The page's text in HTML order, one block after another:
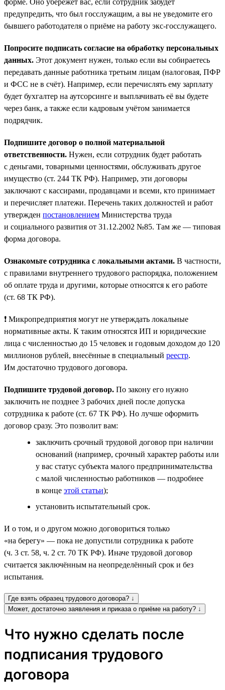
предупредить, что был госслужащим, а вы не уведомите его
бывшего работодателя о приёме на работу экс-госслужащего.
Попросите подписать согласие на обработку персональных
данных. Этот документ нужен, только если вы собираетесь
передавать данные работника третьим лицам (налоговая, ПФР
и ФСС не в счёт). Например, если перечислять ему зарплату
будет бухгалтер на аутсорсинге и выплачивать её вы будете
через банк, а также если кадровым учётом занимается
подрядчик.
Подпишите договор о полной материальной
ответственности. Нужен, если сотрудник будет работать
с деньгами, товарными ценностями, обслуживать другое
имущество (ст. 244 ТК РФ). Например, эти договоры
заключают с кассирами, продавцами и всеми, кто принимает
и перечисляет платежи. Перечень таких должностей и работ
утвержден постановлением Министерства труда
и социального развития от 31.12.2002 №85. Там же — типовая
форма договора.
Ознакомьте сотрудника с локальными актами. В частности,
с правилами внутреннего трудового распорядка, положением
об оплате труда и другими, которые относятся к его работе
(ст. 68 ТК РФ).
❗ Микропредприятия могут не утверждать локальные
нормативные акты. К таким относятся ИП и юридические
лица с численностью до 15 человек и годовым доходом до 120
миллионов рублей, внесённые в специальный реестр.
Им достаточно трудового договора.
Подпишите трудовой договор. По закону его нужно
заключить не позднее 3 рабочих дней после допуска
сотрудника к работе (ст. 67 ТК РФ). Но лучше оформить
договор сразу. Это позволит вам:
заключить срочный трудовой договор при наличии
оснований (например, срочный характер работы или
у вас статус субъекта малого предпринимательства
с малой численностью работников — подробнее
в конце этой статьи);
установить испытательный срок.
И о том, и о другом можно договориться только
«на берегу» — пока не допустили сотрудника к работе
(ч. 3 ст. 58, ч. 2 ст. 70 ТК РФ). Иначе трудовой договор
считается заключённым на неопределённый срок и без
испытания.
Где взять образец трудового договора? ↓
Может, достаточно заявления и приказа о приёме на работу? ↓
Что нужно сделать после
подписания трудового
договора